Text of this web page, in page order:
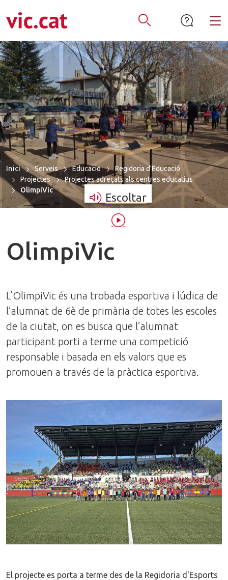
al contingut
a la navegació
de contacte
Obrir Cercador
Escoltar
Inici Serveis Educació
Regidoria d'Educació
Projectes
Projectes adreçats als centres educatius
OlimpiVic
OlimpiVic
L’OlimpiVic és una trobada esportiva i lúdica de
l’alumnat de 6è de primària de totes les escoles
de la ciutat, on es busca que l’alumnat
participant porti a terme una competició
responsable i basada en els valors que es
promouen a través de la pràctica esportiva.
El projecte es porta a terme des de la Regidoria d'Esports